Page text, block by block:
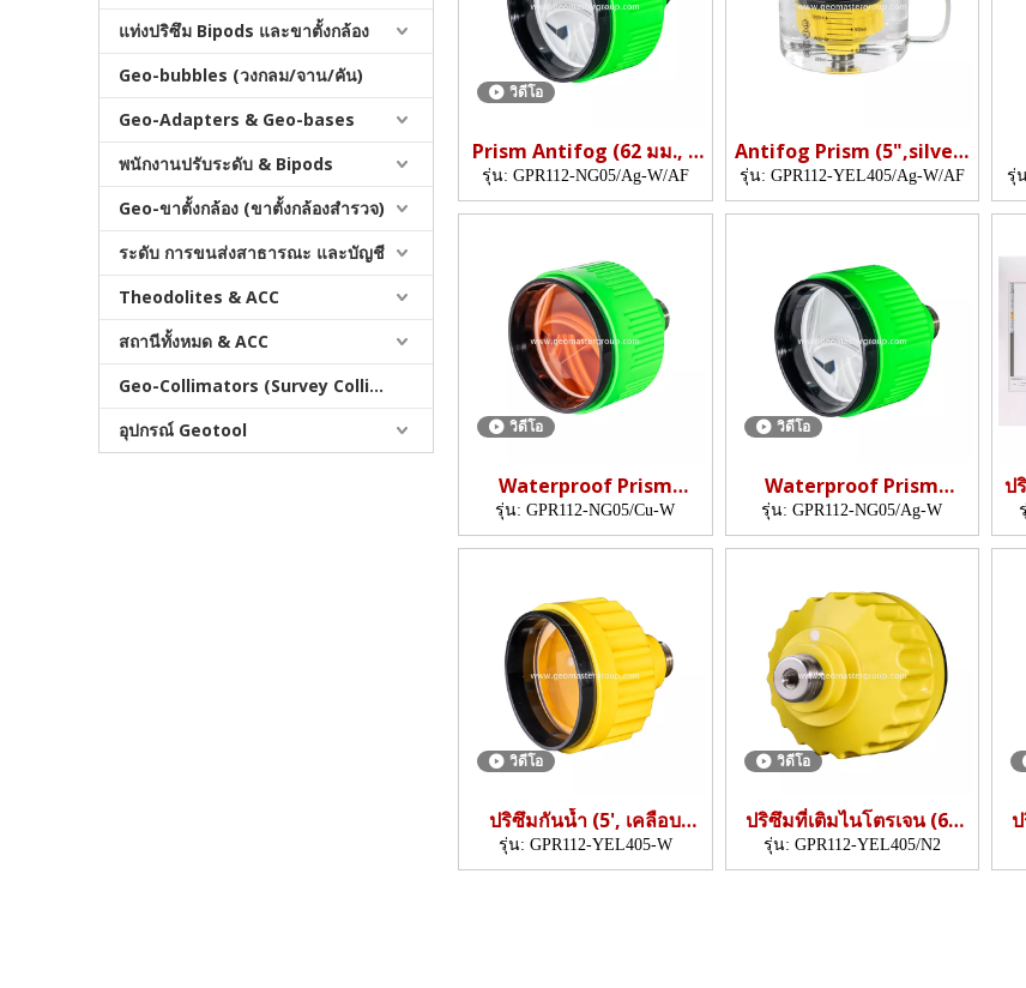
แท่งปริซึม Bipods และขาตั้งกล้อง
Geo-bubbles (วงกลม/จาน/คัน)
Geo-Adapters & Geo-bases
พนักงานปรับระดับ & Bipods
Geo-ขาตั้งกล้อง (ขาตั้งกล้องสำรวจ)
ระดับ การขนส่งสาธารณะ และบัญชี
Theodolites & ACC
สถานีทั้งหมด & ACC
Geo-Collimators (Survey Collimators)
อุปกรณ์ Geotool
วิดีโอ
Prism Antifog (62 มม., 5
', เคลือบเงิน)
รุ่น: GPR112-NG05/Ag-W/AF
Antifog Prism (5",silver-
coated)
รุ่น: GPR112-YEL405/Ag-W/AF รุ่
วิดีโอ
Waterproof Prism
(5",copper-coated)
รุ่น: GPR112-NG05/Cu-W
วิดีโอ
Waterproof Prism
(5",silver-coated)
รุ่น: GPR112-NG05/Ag-W
ป
วิดีโอ
ปริซึมกันน้ำ (5', เคลือบ
ทองแดง)
รุ่น: GPR112-YEL405-W
วิดีโอ
ปริซึมที่เติมไนโตรเจน (62
มม., 5 ')
รุ่น: GPR112-YEL405/N2